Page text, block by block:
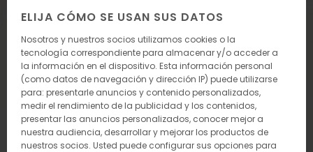
ELIJA CÓMO SE USAN SUS DATOS
Nosotros y nuestros socios utilizamos cookies o la
tecnología correspondiente para almacenar y/o acceder a
la información en el dispositivo. Esta información personal
(como datos de navegación y dirección IP) puede utilizarse
para: presentarle anuncios y contenido personalizados,
medir el rendimiento de la publicidad y los contenidos,
presentar las anuncios personalizados, conocer mejor a
nuestra audiencia, desarrollar y mejorar los productos de
nuestros socios. Usted puede configurar sus opciones para